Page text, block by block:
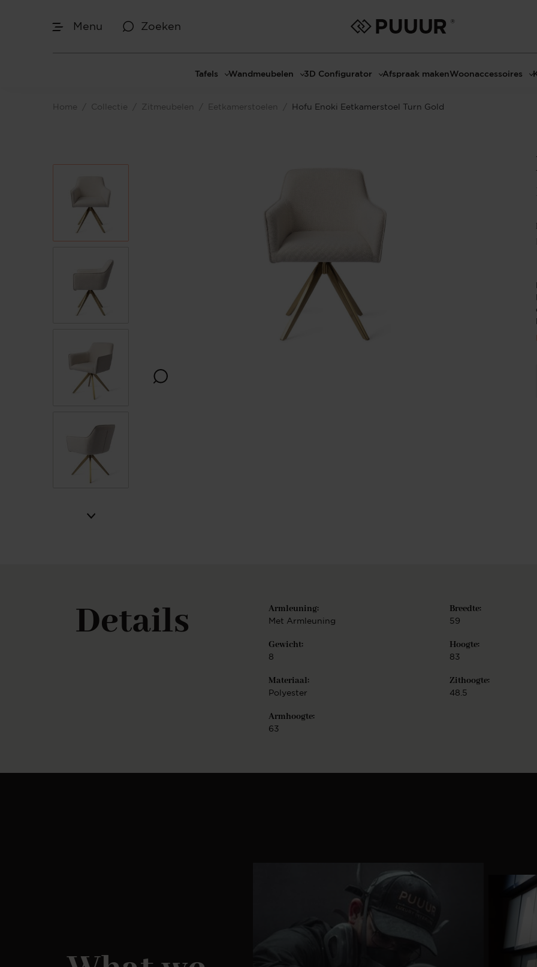
Menu Zoeken
Tafels Wandmeubelen 3D Configurator Afspraak makenWoonaccessoires
Home / Collectie / Zitmeubelen / Eetkamerstoelen / Hofu Enoki Eetkamerstoel Turn Gold
Details Armleuning:
Met Armleuning
Breedte:
59
Gewicht:
8
Hoogte:
83
Materiaal:
Polyester
Zithoogte:
48.5
Armhoogte:
63